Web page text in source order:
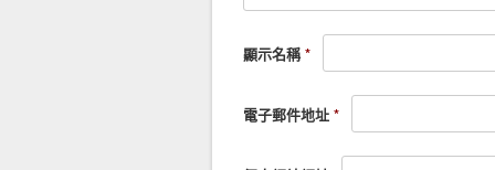
顯示名稱*
電子郵件地址 *